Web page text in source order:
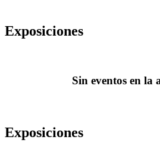
Exposiciones
Sin eventos en la
Exposiciones